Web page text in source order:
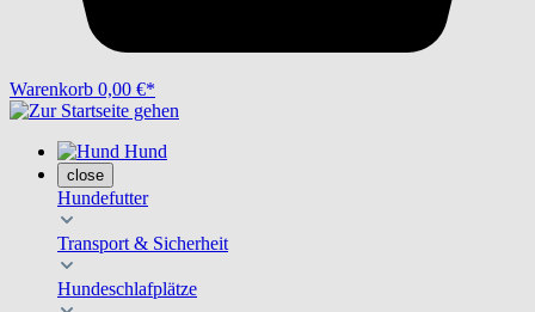
Warenkorb 0,00 €*
Hund
close
Hundefutter
Transport & Sicherheit
Hundeschlafplätze